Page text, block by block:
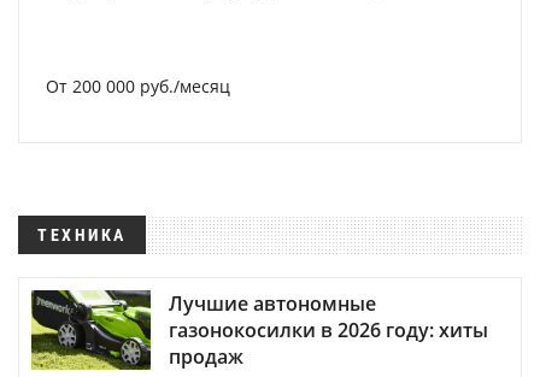
От 200 000 руб./месяц
ТЕХНИКА
Лучшие автономные
газонокосилки в 2026 году: хиты
продаж